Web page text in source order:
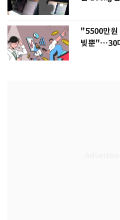
"5500만원
빚뿐"…30